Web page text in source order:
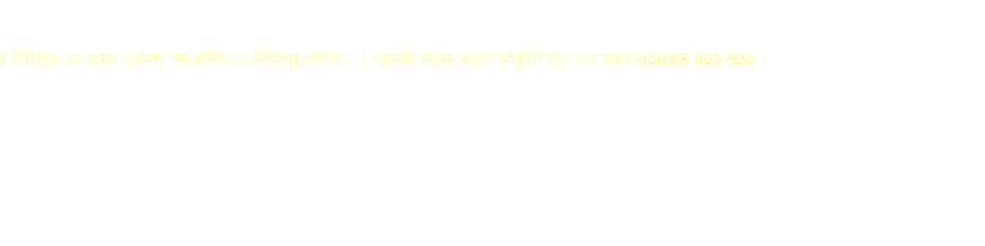
ইউনিয়ন এর সকল এলাকা, ব্যাংকটউন ও বলিয়াপুর পর্যন্ত। । সরাসরি অর্ডার করতে অসুবিধা হলে কল করুন ০১৮৫৪ ৯১১ ৬১১